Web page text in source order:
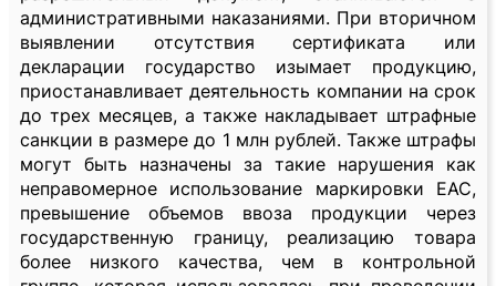
административными наказаниями. При вторичном
выявлении отсутствия сертификата или
декларации государство изымает продукцию,
приостанавливает деятельность компании на срок
до трех месяцев, а также накладывает штрафные
санкции в размере до 1 млн рублей. Также штрафы
могут быть назначены за такие нарушения как
неправомерное использование маркировки ЕАС,
превышение объемов ввоза продукции через
государственную границу, реализацию товара
более низкого качества, чем в контрольной